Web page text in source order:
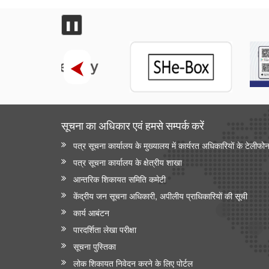
सुदृढ़ीकरण
केंद्रीय ग्रामीण क्षेत्र की योजनाओं का मूल्यांकन
महिला एवं बाल विकास मंत्रालय
केंद्रीय मंत्री श्रीमती अन्नपूर्णा देवी ने राष्ट्रीय हथकरघा दिवस
किया
अन्य
भारतीय न्यायपालिका का डिजिटल रूपांतरण
राष्ट्रीय मानव अधिकार आयोग
राष्ट्रीय मानवाधिकार आयोग (एनएचआरसी) ने मध्य प्रदेश के
विदिशा जिले में स्कूली छात्रों के खतरनाक तरीके से बेतवा नदी
पार करने की मीडिया रिपोर्ट का स्वतः संज्ञान लिया
रसायन एवं उर्वरक मंत्रालय - औषधि विभाग
❚❚
सूचना का अधिकार एवं हमसे सम्‍पर्क करें
पत्र सूचना कार्यालय के मुख्यालय में कार्यरत अधिकारियों के
पत्र सूचना कार्यालय के क्षेत्रीय शाखा
आन्‍तरिक शिकायत समिति कमेटी
केंद्रीय जन सूचना अधिकारी, अपीलीय प्राधिकारियों की सूची
कार्य आबंटन
पारदर्शिता लेखा परीक्षा
सूचना पुस्तिका
लोक शिकायत निवेदन करने के लिए पोर्टल